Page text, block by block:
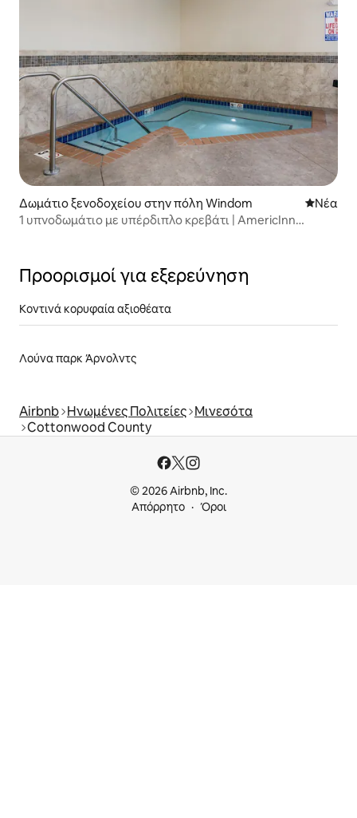
Δωμάτιο ξενοδοχείου στην πόλη Windom Νέος
Νέα
1 υπνοδωμάτιο με υπέρδιπλο κρεβάτι | AmericInn
Προορισμοί για εξερεύνηση
Κοντινά κορυφαία αξιοθέατα
Λούνα παρκ Άρνολντς
Airbnb Ηνωμένες Πολιτείες Μινεσότα
Cottonwood County
© 2026 Airbnb, Inc.
Απόρρητο
Όροι